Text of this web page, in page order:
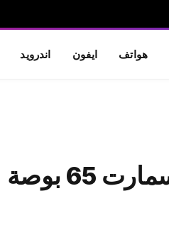
هواتف ايفون اندرويد